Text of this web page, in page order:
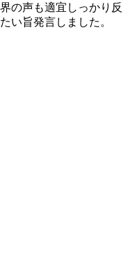
の声も適宜しっかり反
い旨発言しました。